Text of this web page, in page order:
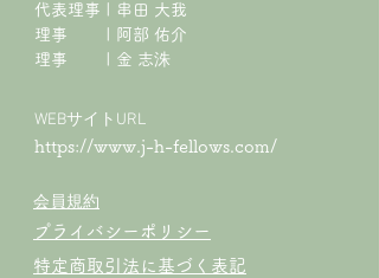
代表理事 | 串田 大我
理事 | 阿部 佑介
​理事 | 金 志洙
WEBサイトURL
https://www.j-h-fellows.com/
会員規約
プライバシーポリシー
特定商取引法に基づく表記